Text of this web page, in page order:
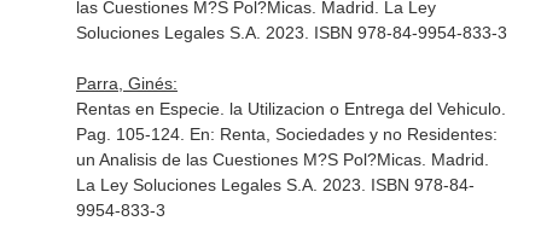
las Cuestiones M?S Pol?Micas. Madrid. La Ley
Soluciones Legales S.A. 2023. ISBN 978-84-9954-833-3
Parra, Ginés:
Rentas en Especie. la Utilizacion o Entrega del Vehiculo.
Pag. 105-124. En: Renta, Sociedades y no Residentes:
un Analisis de las Cuestiones M?S Pol?Micas. Madrid.
La Ley Soluciones Legales S.A. 2023. ISBN 978-84-
9954-833-3